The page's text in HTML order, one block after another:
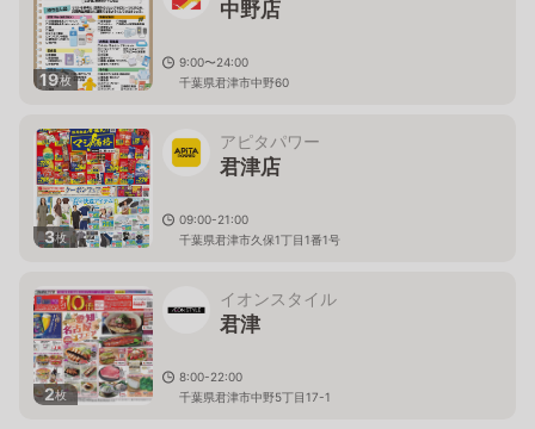
19枚
中野店
9:00〜24:00
千葉県君津市中野60
3枚
アピタパワー
君津店
09:00-21:00
千葉県君津市久保1丁目1番1号
2枚
イオンスタイル
君津
8:00-22:00
千葉県君津市中野5丁目17-1